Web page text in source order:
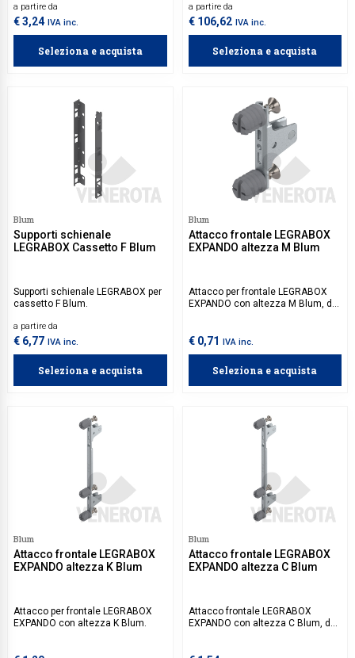
a partire da
€ 3,24 IVA inc.
Seleziona e acquista
a partire da
€ 106,62 IVA inc.
Seleziona e acquista
Blum
Supporti schienale
LEGRABOX Cassetto F Blum
Supporti schienale LEGRABOX per
cassetto F Blum.
a partire da
€ 6,77 IVA inc.
Seleziona e acquista
Blum
Attacco frontale LEGRABOX
EXPANDO altezza M Blum
Attacco per frontale LEGRABOX
EXPANDO con altezza M Blum, da
C Blum ZF7C70E2, per comporre
attacco frontale LEGRABOX
€ 0,71 IVA inc.
Seleziona e acquista
Blum
Attacco frontale LEGRABOX
EXPANDO altezza K Blum
Attacco per frontale LEGRABOX
EXPANDO con altezza K Blum.
Blum
Attacco frontale LEGRABOX
EXPANDO altezza C Blum
Attacco frontale LEGRABOX
EXPANDO con altezza C Blum, da